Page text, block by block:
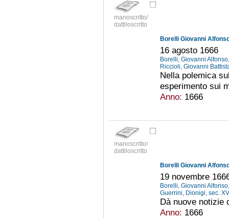
manoscritto/
dattiloscritto
Borelli Giovanni
16 agosto 1666
Borelli, Giovanni
Riccioli, Giovanni
Nella polemica
esperimento sui
Anno: 1666
manoscritto/
dattiloscritto
Borelli Giovanni
19 novembre
Borelli, Giovanni
Guerrini, Dionigi, sec.
Dà nuove notizie
Anno: 1666